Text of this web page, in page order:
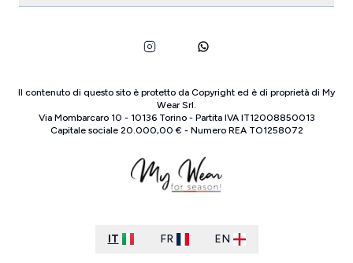
Il contenuto di questo sito è protetto da Copyright ed è di proprietà di My
Wear Srl.
Via Mombarcaro 10 - 10136 Torino- Partita IVA IT12008850013
Capitale sociale 20.000,00 € - Numero REA TO1258072
IT FR EN